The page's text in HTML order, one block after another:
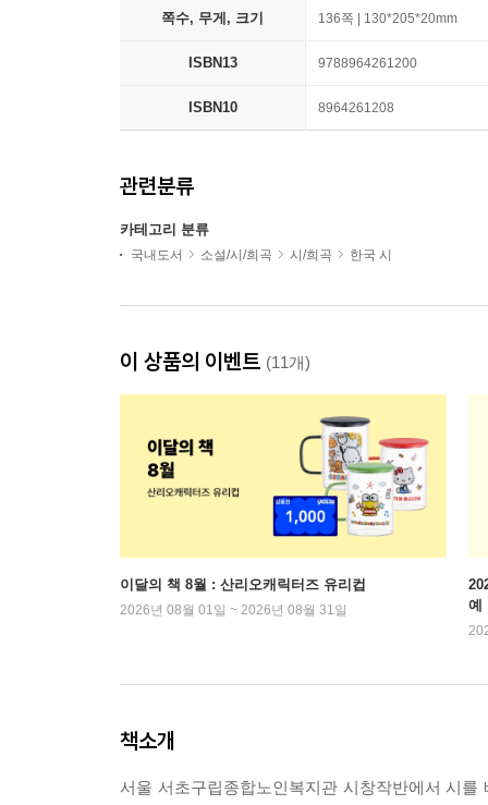
쪽수, 무게, 크기 136쪽 | 130*205*20mm
ISBN13 9788964261200
ISBN10 8964261208
관련분류
카테고리 분류
국내도서 소설/시/희곡 시/희곡 한국 시
이 상품의 이벤트 (11개)
이달의 책 8월 : 산리오캐릭터즈 유리컵
2026년 08월 01일 ~ 2026년 08월 31일
예
책소개
서울 서초구립종합노인복지관 시창작반에서 시